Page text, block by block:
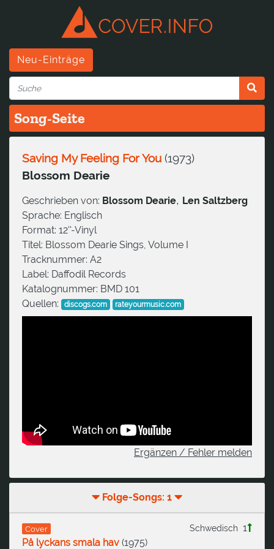
Neu-Einträge
Song-Seite
Saving My Feeling For You (1973)
Blossom Dearie
Geschrieben von: Blossom Dearie, Len Saltzberg
Sprache: Englisch
Format: 12''-Vinyl
Titel: Blossom Dearie Sings, Volume I
Tracknummer: A2
Label: Daffodil Records
Katalognummer: BMD 101
Quellen:
discogs.com rateyourmusic.com
Ergänzen / Fehler melden
Folge-Songs: 1
Cover 1
Schwedisch
På lyckans smala hav (1975)